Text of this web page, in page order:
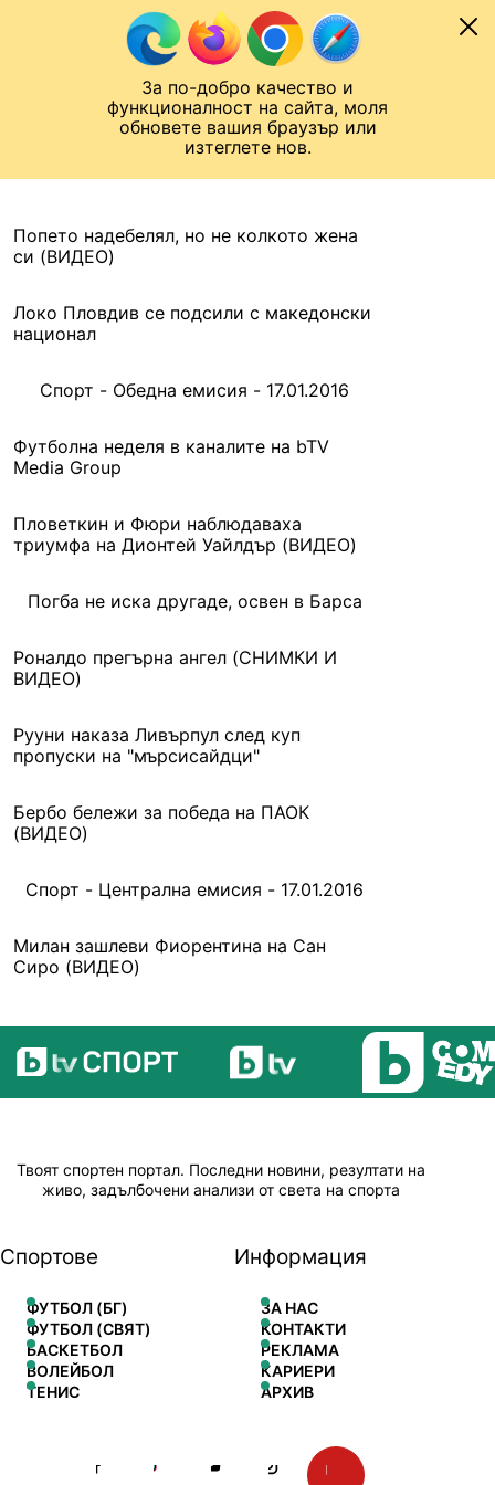
За по-добро качество и
функционалност на сайта, моля
обновете вашия браузър или
изтеглете нов.
Към съдържанието
Лига на Конференциите
Попето надебелял, но не колкото жена
си (ВИДЕО)
Локо Пловдив се подсили с македонски
национал
Спорт - Обедна емисия - 17.01.2016
Футболна неделя в каналите на bTV
Media Group
Пловеткин и Фюри наблюдаваха
триумфа на Дионтей Уайлдър (ВИДЕО)
Погба не иска другаде, освен в Барса
Роналдо прегърна ангел (СНИМКИ И
ВИДЕО)
Рууни наказа Ливърпул след куп
пропуски на "мърсисайдци"
Бербо бележи за победа на ПАОК
(ВИДЕО)
Спорт - Централна емисия - 17.01.2016
Милан зашлеви Фиорентина на Сан
Сиро (ВИДЕО)
Твоят спортен портал. Последни новини, резултати на
живо, задълбочени анализи от света на спорта
Спортове
ФУТБОЛ (БГ)
ФУТБОЛ (СВЯТ)
БАСКЕТБОЛ
ВОЛЕЙБОЛ
ТЕНИС
Информация
ЗА НАС
КОНТАКТИ
РЕКЛАМА
КАРИЕРИ
АРХИВ